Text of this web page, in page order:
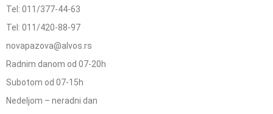
Tel: 011/377-44-63
Tel: 011/420-88-97
novapazova@alvos.rs
Radnim danom od 07-20h
Subotom od 07-15h
Nedeljom – neradni dan